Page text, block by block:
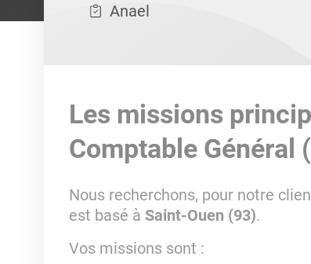
Anael
Les missions
Comptable Général
Nous recherchons, pour notre
est basé à Saint-Ouen (93).
Vos missions sont :